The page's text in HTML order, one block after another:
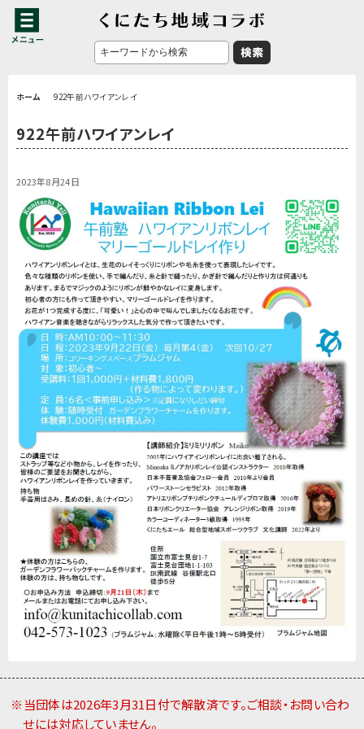
ホーム 922午前ハワイアンレイ
922午前ハワイアンレイ
2023年8月24日
※当団体は2026年3月31日付で解散済です。ご相談・お問い合わ
せには対応していません。